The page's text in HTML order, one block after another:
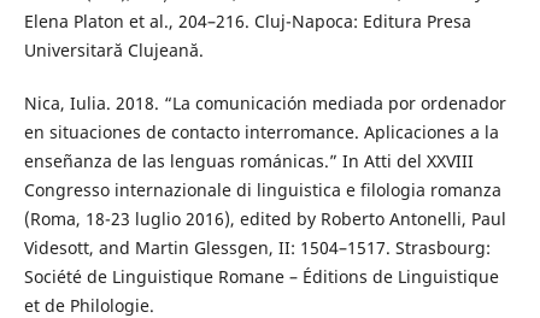
Elena Platon et al., 204–216. Cluj-Napoca: Editura Presa
Universitară Clujeană.
Nica, Iulia. 2018. “La comunicación mediada por ordenador
en situaciones de contacto interromance. Aplicaciones a la
enseñanza de las lenguas románicas.” In Atti del XXVIII
Congresso internazionale di linguistica e filologia romanza
(Roma, 18-23 luglio 2016), edited by Roberto Antonelli, Paul
Videsott, and Martin Glessgen, II: 1504–1517. Strasbourg:
Société de Linguistique Romane – Éditions de Linguistique
et de Philologie.